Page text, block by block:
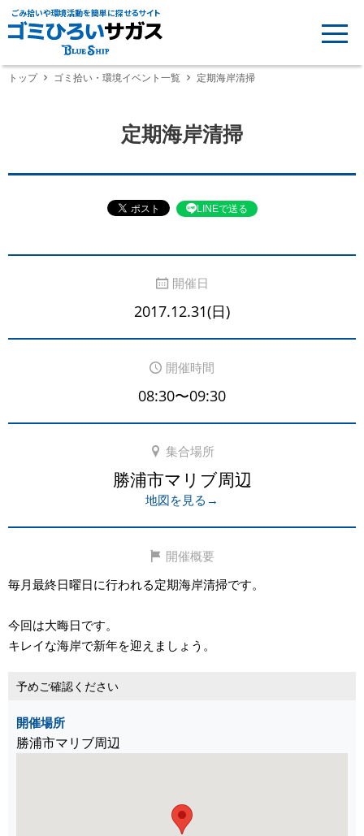
ごみ拾いや環境活動を簡単に探せるサイト
トップ ゴミ拾い・環境イベント一覧 定期海岸清掃
定期海岸清掃
LINEで送る
開催日
2017.12.31(日)
開催時間
08:30〜09:30
集合場所
勝浦市マリブ周辺
地図を見る→
開催概要
毎月最終日曜日に行われる定期海岸清掃です。
今回は大晦日です。
キレイな海岸で新年を迎えましょう。
予めご確認ください
開催場所
勝浦市マリブ周辺